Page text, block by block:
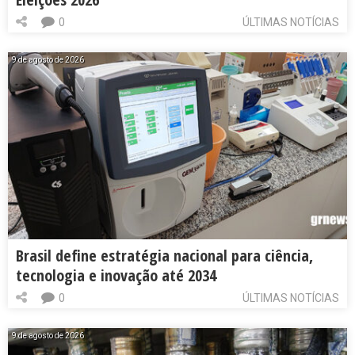
ÚLTIMAS NOTÍCIAS
0
9 de agosto de 2026
Brasil define estratégia nacional para ciência,
tecnologia e inovação até 2034
ÚLTIMAS NOTÍCIAS
0
9 de agosto de 2026